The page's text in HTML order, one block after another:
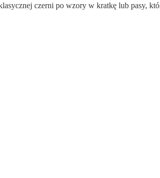
czerni po wzory w kratkę lub pasy,